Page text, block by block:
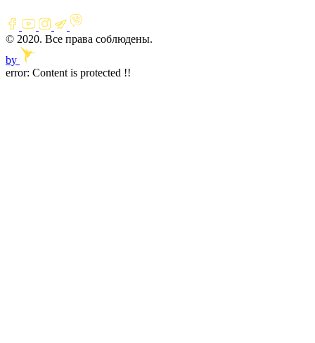
© 2020. Все права соблюдены.
by
error: Content is protected !!